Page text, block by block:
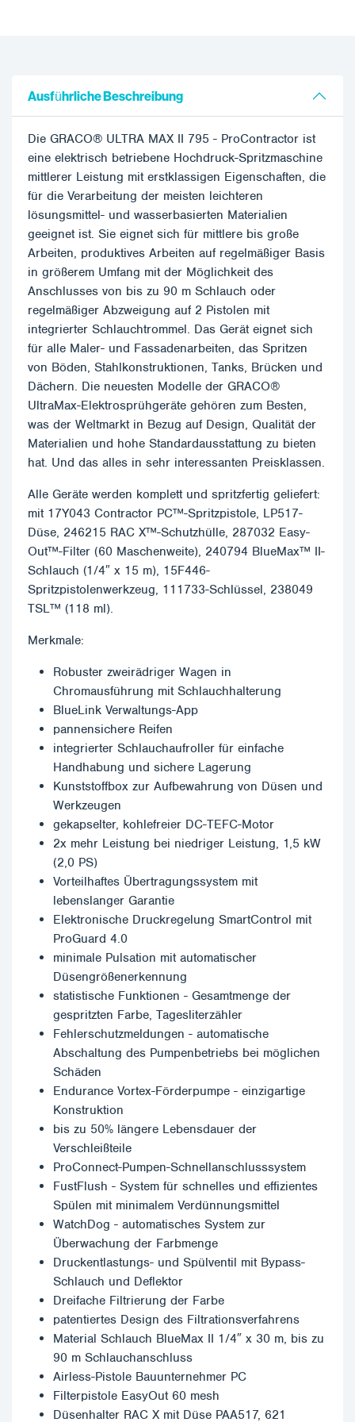
Ausführliche Beschreibung
Die GRACO® ULTRA MAX II 795 - ProContractor ist
eine elektrisch betriebene Hochdruck-Spritzmaschine
mittlerer Leistung mit erstklassigen Eigenschaften, die
für die Verarbeitung der meisten leichteren
lösungsmittel- und wasserbasierten Materialien
geeignet ist. Sie eignet sich für mittlere bis große
Arbeiten, produktives Arbeiten auf regelmäßiger Basis
in größerem Umfang mit der Möglichkeit des
Anschlusses von bis zu 90 m Schlauch oder
regelmäßiger Abzweigung auf 2 Pistolen mit
integrierter Schlauchtrommel. Das Gerät eignet sich
für alle Maler- und Fassadenarbeiten, das Spritzen
von Böden, Stahlkonstruktionen, Tanks, Brücken und
Dächern. Die neuesten Modelle der GRACO®
UltraMax-Elektrosprühgeräte gehören zum Besten,
was der Weltmarkt in Bezug auf Design, Qualität der
Materialien und hohe Standardausstattung zu bieten
hat. Und das alles in sehr interessanten Preisklassen.
Alle Geräte werden komplett und spritzfertig geliefert:
mit 17Y043 Contractor PC™-Spritzpistole, LP517-
Düse, 246215 RAC X™-Schutzhülle, 287032 Easy-
Out™-Filter (60 Maschenweite), 240794 BlueMax™ II-
Schlauch (1/4″ x 15 m), 15F446-
Spritzpistolenwerkzeug, 111733-Schlüssel, 238049
TSL™ (118 ml).
Merkmale:
Robuster zweirädriger Wagen in
Chromausführung mit Schlauchhalterung
BlueLink Verwaltungs-App
pannensichere Reifen
integrierter Schlauchaufroller für einfache
Handhabung und sichere Lagerung
Kunststoffbox zur Aufbewahrung von Düsen und
Werkzeugen
gekapselter, kohlefreier DC-TEFC-Motor
2x mehr Leistung bei niedriger Leistung, 1,5 kW
(2,0 PS)
Vorteilhaftes Übertragungssystem mit
lebenslanger Garantie
Elektronische Druckregelung SmartControl mit
ProGuard 4.0
minimale Pulsation mit automatischer
Düsengrößenerkennung
statistische Funktionen - Gesamtmenge der
gespritzten Farbe, Tagesliterzähler
Fehlerschutzmeldungen - automatische
Abschaltung des Pumpenbetriebs bei möglichen
Schäden
Endurance Vortex-Förderpumpe - einzigartige
Konstruktion
bis zu 50% längere Lebensdauer der
Verschleißteile
ProConnect-Pumpen-Schnellanschlusssystem
FustFlush - System für schnelles und effizientes
Spülen mit minimalem Verdünnungsmittel
WatchDog - automatisches System zur
Überwachung der Farbmenge
Druckentlastungs- und Spülventil mit Bypass-
Schlauch und Deflektor
Dreifache Filtrierung der Farbe
patentiertes Design des Filtrationsverfahrens
Material Schlauch BlueMax II 1/4″ x 30 m, bis zu
90 m Schlauchanschluss
Airless-Pistole Bauunternehmer PC
Filterpistole EasyOut 60 mesh
Düsenhalter RAC X mit Düse PAA517, 621